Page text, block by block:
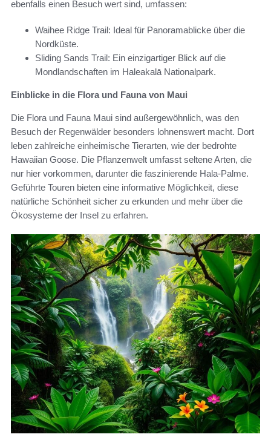
ebenfalls einen Besuch wert sind, umfassen:
Waihee Ridge Trail: Ideal für Panoramablicke über die
Nordküste.
Sliding Sands Trail: Ein einzigartiger Blick auf die
Mondlandschaften im Haleakalā Nationalpark.
Einblicke in die Flora und Fauna von Maui
Die Flora und Fauna Maui sind außergewöhnlich, was den
Besuch der Regenwälder besonders lohnenswert macht. Dort
leben zahlreiche einheimische Tierarten, wie der bedrohte
Hawaiian Goose. Die Pflanzenwelt umfasst seltene Arten, die
nur hier vorkommen, darunter die faszinierende Hala-Palme.
Geführte Touren bieten eine informative Möglichkeit, diese
natürliche Schönheit sicher zu erkunden und mehr über die
Ökosysteme der Insel zu erfahren.